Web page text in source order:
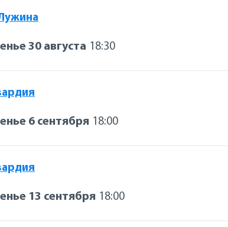
30 августа 18:30
6 сентября 18:00
13 сентября 18:00